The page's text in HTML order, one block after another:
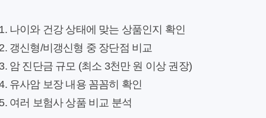
나이와 건강 상태에 맞는 상품인지 확인
갱신형/비갱신형 중 장단점 비교
암 진단금 규모 (최소 3천만 원 이상 권장)
유사암 보장 내용 꼼꼼히 확인
여러 보험사 상품 비교 분석